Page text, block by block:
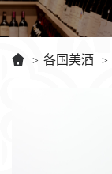
> 各国美酒 >